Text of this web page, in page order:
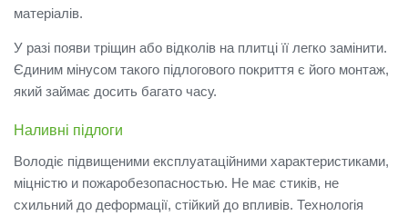
матеріалів.
У разі появи тріщин або відколів на плитці її легко замінити.
Єдиним мінусом такого підлогового покриття є його монтаж,
який займає досить багато часу.
Наливні підлоги
Володіє підвищеними експлуатаційними характеристиками,
міцністю и пожаробезопасностью. Не має стиків, не
схильний до деформації, стійкий до впливів. Технологія